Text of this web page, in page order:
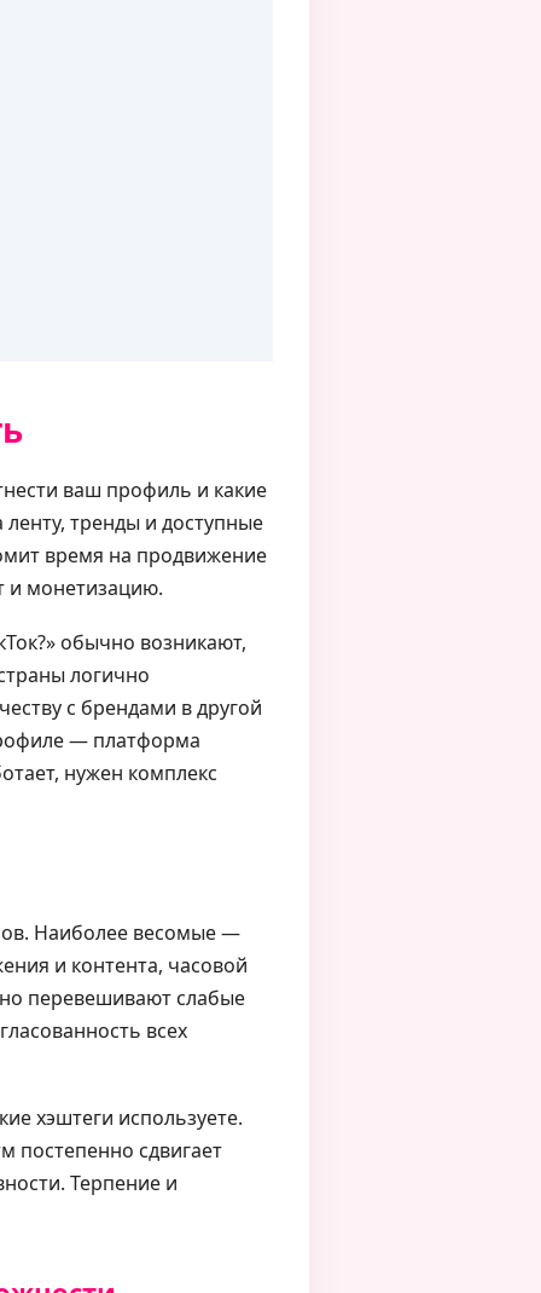
ваш профиль и какие
тренды и доступные
время на продвижение
и монетизацию.
обычно возникают,
логично
с брендами в другой
— платформа
нужен комплекс
Наиболее весомые —
и контента, часовой
перевешивают слабые
всех
хэштеги используете.
постепенно сдвигает
Терпение и